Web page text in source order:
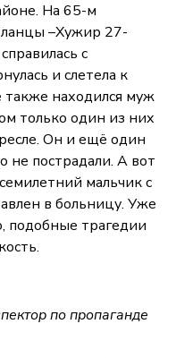
На 65-м
–Хужир 27-
с
и слетела к
также находился муж
только один из них
Он и ещё один
не пострадали. А вот
мальчик с
в больницу. Уже
подобные трагедии
по пропаганде